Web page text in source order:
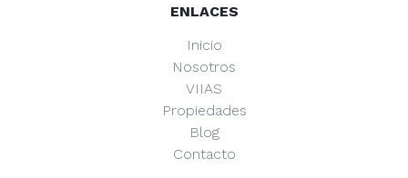
ENLACES
Inicio
Nosotros
VIIAS
Propiedades
Blog
Contacto